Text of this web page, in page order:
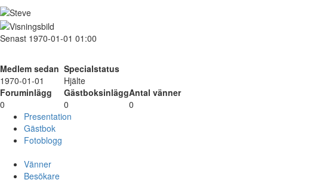
Senast 1970-01-01 01:00
Medlem sedan Specialstatus
1970-01-01
Hjälte
Foruminlägg
GästboksinläggAntal vänner
0
0
0
Presentation
Gästbok
Fotoblogg
Vänner
Besökare